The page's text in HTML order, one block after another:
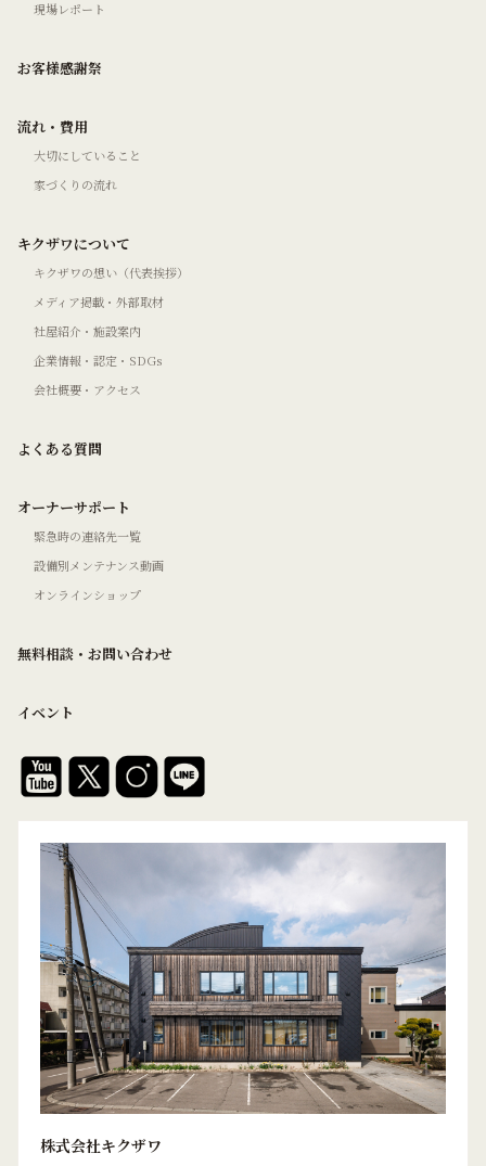
現場レポート
お客様感謝祭
流れ・費用
大切にしていること
家づくりの流れ
キクザワについて
キクザワの想い（代表挨拶）
メディア掲載・外部取材
社屋紹介・施設案内
企業情報・認定・SDGs
会社概要・アクセス
よくある質問
オーナーサポート
緊急時の連絡先一覧
設備別メンテナンス動画
オンラインショップ
無料相談・お問い合わせ
イベント
株式会社キクザワ